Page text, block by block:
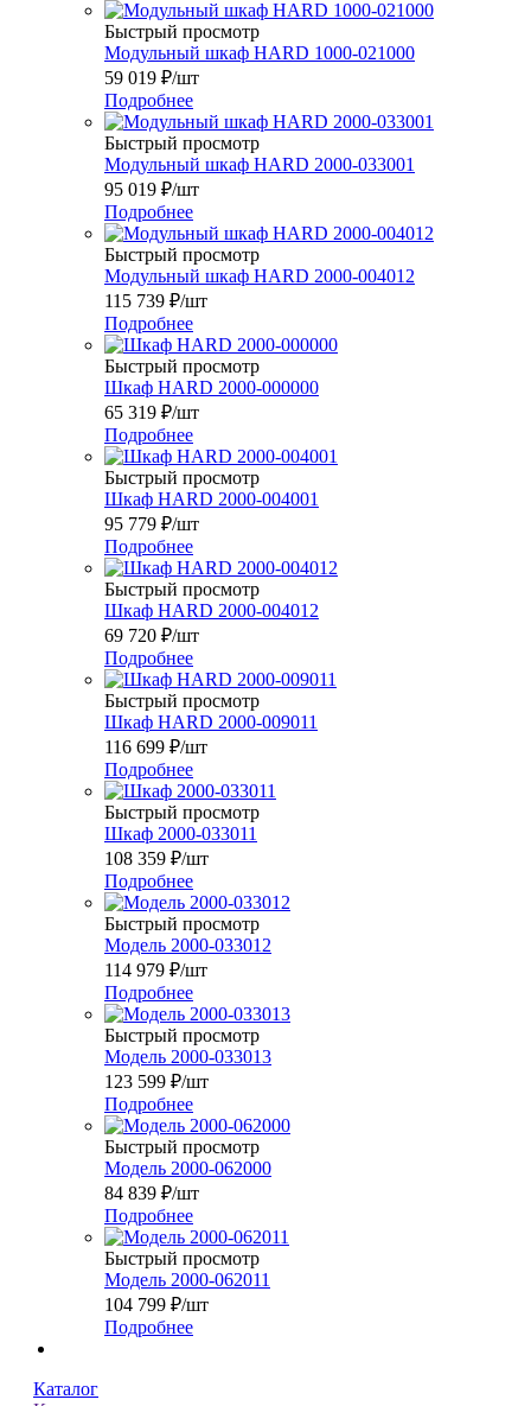
Быстрый просмотр
Модульный шкаф HARD 1000-021000
59 019 ₽/шт
Подробнее
Быстрый просмотр
Модульный шкаф HARD 2000-033001
95 019 ₽/шт
Подробнее
Быстрый просмотр
Модульный шкаф HARD 2000-004012
115 739 ₽/шт
Подробнее
Быстрый просмотр
Шкаф HARD 2000-000000
65 319 ₽/шт
Подробнее
Быстрый просмотр
Шкаф HARD 2000-004001
95 779 ₽/шт
Подробнее
Быстрый просмотр
Шкаф HARD 2000-004012
69 720 ₽/шт
Подробнее
Быстрый просмотр
Шкаф HARD 2000-009011
116 699 ₽/шт
Подробнее
Быстрый просмотр
Шкаф 2000-033011
108 359 ₽/шт
Подробнее
Быстрый просмотр
Модель 2000-033012
114 979 ₽/шт
Подробнее
Быстрый просмотр
Модель 2000-033013
123 599 ₽/шт
Подробнее
Быстрый просмотр
Модель 2000-062000
84 839 ₽/шт
Подробнее
Быстрый просмотр
Модель 2000-062011
104 799 ₽/шт
Подробнее
Каталог